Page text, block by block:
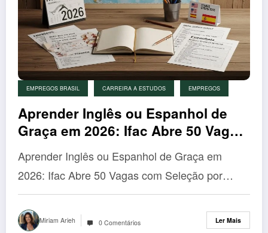
EMPREGOS BRASIL CARREIRA A ESTUDOS EMPREGOS
Aprender Inglês ou Espanhol de
Graça em 2026: Ifac Abre 50 Vagas
com Seleção por Sorteio
Aprender Inglês ou Espanhol de Graça em
2026: Ifac Abre 50 Vagas com Seleção por…
Miriam Arieh 0 Comentários Ler Mais